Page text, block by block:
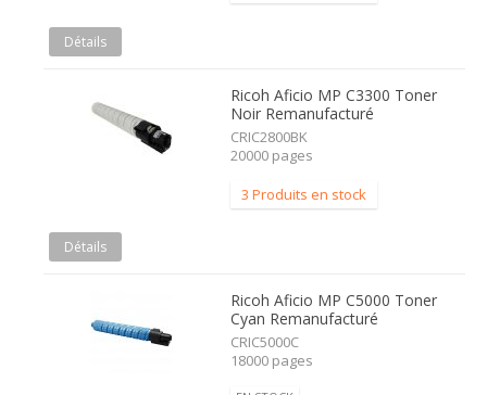
Détails
Ricoh Aficio MP C3300 Toner
Noir Remanufacturé
CRIC2800BK
20000 pages
3 Produits en stock
Détails
Ricoh Aficio MP C5000 Toner
Cyan Remanufacturé
CRIC5000C
18000 pages